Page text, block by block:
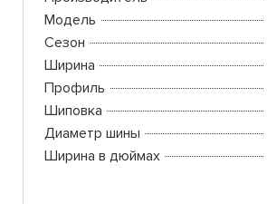
Модель
Сезон
Ширина
Профиль
Шиповка
Диаметр шины
Ширина в дюймах